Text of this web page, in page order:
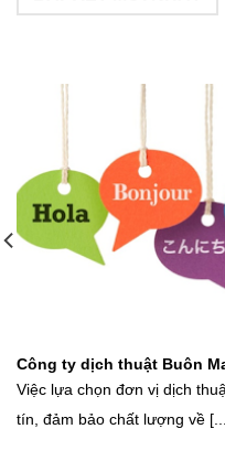
Công ty dịch thuật Buôn
Việc lựa chọn đơn vị dịch
tín, đảm bảo chất lượng về